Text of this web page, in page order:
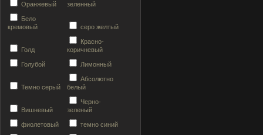
Оранжевый
зеленный
Бело
кремовый
серо желтый
Голд
Красно-
коричневый
Голубой Лимонный
Темно серый
Абсолютно
белый
Вишневый
Черно-
зеленый
фиолетовый темно синий